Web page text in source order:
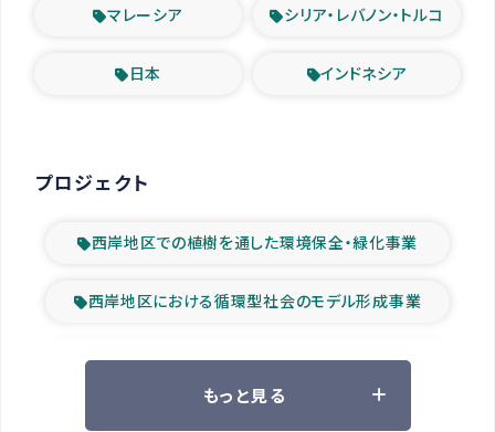
マレーシア シリア・レバノン・トルコ
日本 インドネシア
プロジェクト
西岸地区での植樹を通した環境保全・緑化事業
西岸地区における循環型社会のモデル形成事業
ツアー参加者の声
もっと見る